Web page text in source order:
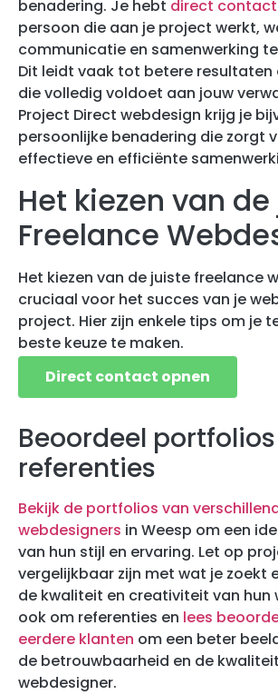
benadering. Je hebt direct contact
persoon die aan je project werkt,
communicatie en samenwerking
Dit leidt vaak tot betere resultaten
die volledig voldoet aan jouw
Project Direct webdesign krijg je
persoonlijke benadering die zorgt
effectieve en efficiënte
Het kiezen van
Freelance
Het kiezen van de juiste freelance
cruciaal voor het succes van je
project. Hier zijn enkele tips om je
beste keuze te maken.
Direct contact opnen
Beoordeel
referenties
Bekijk de portfolios van
webdesigners in Weesp om een
van hun stijl en ervaring. Let op
vergelijkbaar zijn met wat je zoekt
de kwaliteit en creativiteit van hun
ook om referenties en lees
eerdere klanten om een beter
de betrouwbaarheid en de
webdesigner.